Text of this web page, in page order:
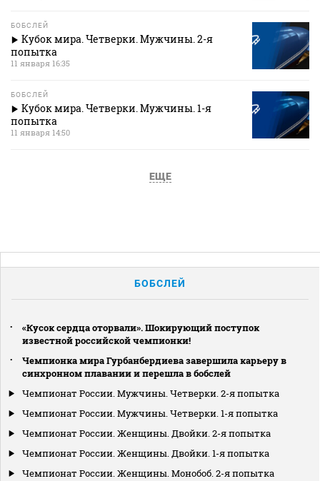
БОБСЛЕЙ
Кубок мира. Четверки. Мужчины. 2-я
попытка
11 января 16:35
БОБСЛЕЙ
Кубок мира. Четверки. Мужчины. 1-я
попытка
11 января 14:50
ЕЩЕ
БОБСЛЕЙ
«Кусок сердца оторвали». Шокирующий поступок
известной российской чемпионки!
Чемпионка мира Гурбанбердиева завершила карьеру в
синхронном плавании и перешла в бобслей
Чемпионат России. Мужчины. Четверки. 2-я попытка
Чемпионат России. Мужчины. Четверки. 1-я попытка
Чемпионат России. Женщины. Двойки. 2-я попытка
Чемпионат России. Женщины. Двойки. 1-я попытка
Чемпионат России. Женщины. Монобоб. 2-я попытка